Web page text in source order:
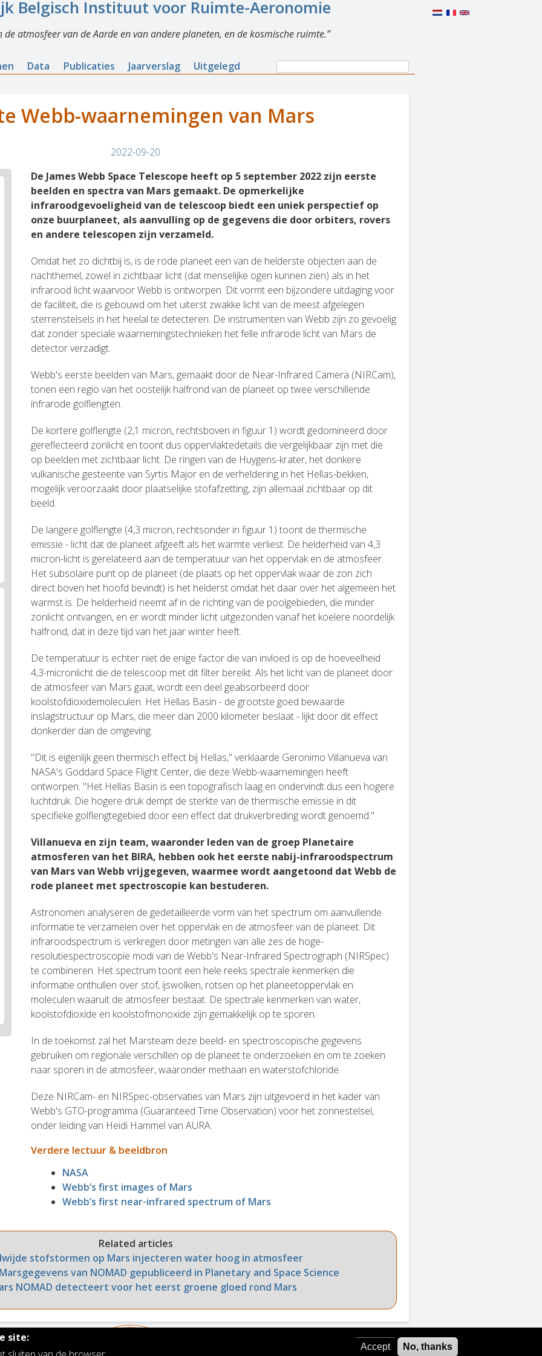
Belgisch Instituut voor Ruimte-Aeronomie
de atmosfeer van de Aarde en van andere planeten, en de kosmische ruimte.
Data Publicaties Jaarverslag Uitgelegd
Search
Search
Webb-waarnemingen van Mars
2022-09-20
De James Webb Space Telescope heeft op 5 september 2022 zijn eerste
beelden en spectra van Mars gemaakt. De opmerkelijke
infraroodgevoeligheid van de telescoop biedt een uniek perspectief op
onze buurplaneet, als aanvulling op de gegevens die door orbiters, rovers
en andere telescopen zijn verzameld.
Omdat het zo dichtbij is, is de rode planeet een van de helderste objecten aan de
nachthemel, zowel in zichtbaar licht (dat menselijke ogen kunnen zien) als in het
infrarood licht waarvoor Webb is ontworpen. Dit vormt een bijzondere uitdaging voor
de faciliteit, die is gebouwd om het uiterst zwakke licht van de meest afgelegen
sterrenstelsels in het heelal te detecteren. De instrumenten van Webb zijn zo gevoelig
dat zonder speciale waarnemingstechnieken het felle infrarode licht van Mars de
detector verzadigt.
Webb's eerste beelden van Mars, gemaakt door de Near-Infrared Camera (NIRCam),
tonen een regio van het oostelijk halfrond van de planeet op twee verschillende
infrarode golflengten.
De kortere golflengte (2,1 micron, rechtsboven in figuur 1) wordt gedomineerd door
gereflecteerd zonlicht en toont dus oppervlaktedetails die vergelijkbaar zijn met die
op beelden met zichtbaar licht. De ringen van de Huygens-krater, het donkere
vulkanische gesteente van Syrtis Major en de verheldering in het Hellas-bekken,
mogelijk veroorzaakt door plaatselijke stofafzetting, zijn allemaal zichtbaar op dit
beeld.
De langere golflengte (4,3 micron, rechtsonder in figuur 1) toont de thermische
emissie - licht dat de planeet afgeeft als het warmte verliest. De helderheid van 4,3
micron-licht is gerelateerd aan de temperatuur van het oppervlak en de atmosfeer.
Het subsolaire punt op de planeet (de plaats op het oppervlak waar de zon zich
direct boven het hoofd bevindt) is het helderst omdat het daar over het algemeen het
warmst is. De helderheid neemt af in de richting van de poolgebieden, die minder
zonlicht ontvangen, en er wordt minder licht uitgezonden vanaf het koelere noordelijk
halfrond, dat in deze tijd van het jaar winter heeft.
De temperatuur is echter niet de enige factor die van invloed is op de hoeveelheid
4,3-micronlicht die de telescoop met dit filter bereikt. Als het licht van de planeet door
de atmosfeer van Mars gaat, wordt een deel geabsorbeerd door
koolstofdioxidemoleculen. Het Hellas Basin - de grootste goed bewaarde
inslagstructuur op Mars, die meer dan 2000 kilometer beslaat - lijkt door dit effect
donkerder dan de omgeving.
"Dit is eigenlijk geen thermisch effect bij Hellas," verklaarde Geronimo Villanueva van
NASA's Goddard Space Flight Center, die deze Webb-waarnemingen heeft
ontworpen. "Het Hellas Basin is een topografisch laag en ondervindt dus een hogere
luchtdruk. Die hogere druk dempt de sterkte van de thermische emissie in dit
specifieke golflengtegebied door een effect dat drukverbreding wordt genoemd."
Villanueva en zijn team, waaronder leden van de groep Planetaire
atmosferen van het BIRA, hebben ook het eerste nabij-infraroodspectrum
van Mars van Webb vrijgegeven, waarmee wordt aangetoond dat Webb de
rode planeet met spectroscopie kan bestuderen.
Astronomen analyseren de gedetailleerde vorm van het spectrum om aanvullende
informatie te verzamelen over het oppervlak en de atmosfeer van de planeet. Dit
infraroodspectrum is verkregen door metingen van alle zes de hoge-
resolutiespectroscopie modi van de Webb's Near-Infrared Spectrograph (NIRSpec)
te combineren. Het spectrum toont een hele reeks spectrale kenmerken die
informatie onthullen over stof, ijswolken, rotsen op het planeetoppervlak en
moleculen waaruit de atmosfeer bestaat. De spectrale kenmerken van water,
koolstofdioxide en koolstofmonoxide zijn gemakkelijk op te sporen.
In de toekomst zal het Marsteam deze beeld- en spectroscopische gegevens
gebruiken om regionale verschillen op de planeet te onderzoeken en om te zoeken
naar sporen in de atmosfeer, waaronder methaan en waterstofchloride.
Deze NIRCam- en NIRSpec-observaties van Mars zijn uitgevoerd in het kader van
Webb's GTO-programma (Guaranteed Time Observation) voor het zonnestelsel,
onder leiding van Heidi Hammel van AURA.
Verdere lectuur & beeldbron
NASA
Webb’s first images of Mars
Webb’s first near-infrared spectrum of Mars
Related articles
stofstormen op Mars injecteren water hoog in atmosfeer
van NOMAD gepubliceerd in Planetary and Space Science
NOMAD detecteert voor het eerst groene gloed rond Mars
site:
Accept No, thanks